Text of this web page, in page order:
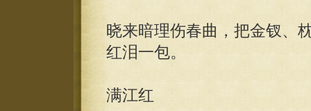
晓来暗理伤春曲，把金钗、
红泪一包。
满江红